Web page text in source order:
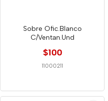
Sobre Ofic.Blanco
C/Ventan.Und
$100
11000211